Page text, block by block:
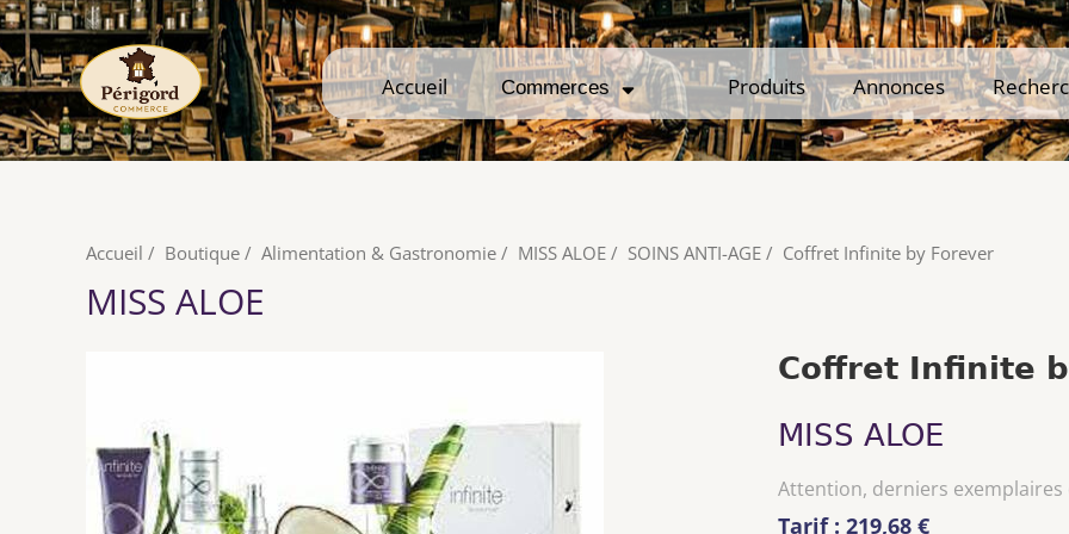
Accueil Commerces Produits Annonces
Accueil Commerces Produits Annonces
Accueil / Boutique / Alimentation & Gastronomie / MISS ALOE / SOINS ANTI-AGE / Coffret Infinite by Forever
MISS ALOE
Coffret Infinite
MISS ALOE
Attention, derniers exemplaires
Tarif : 219,68 €